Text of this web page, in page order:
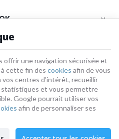
| Mentions légales & Contact
données par Google
, accélérateur d'e-commerce pour
offrir une navigation sécurisée et
cette fin des cookies afin de vous
centres d’intérêt, recueillir
statistiques et vous permettre
Google pourrait utiliser vos
afin de personnaliser ses